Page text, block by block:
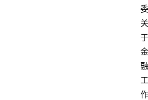
委
关
于
金
融
工
作